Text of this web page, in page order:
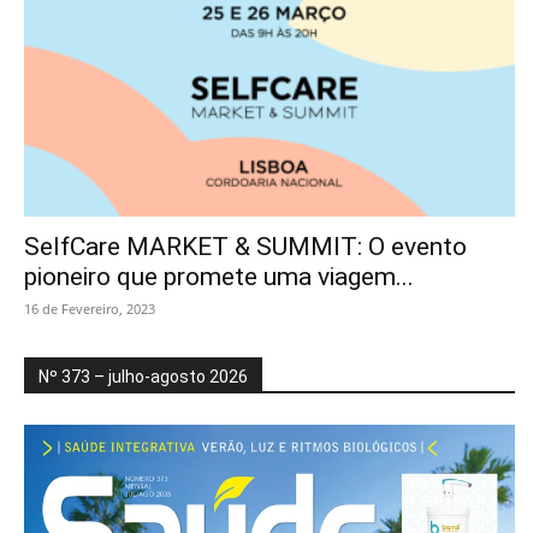
SelfCare MARKET & SUMMIT: O evento
pioneiro que promete uma viagem...
16 de Fevereiro, 2023
Nº 373 – julho-agosto 2026